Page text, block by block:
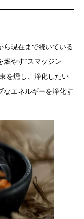
ら現在まで続いている
燃やす“スマッジン
を燻し、浄化したい
なエネルギーを浄化す